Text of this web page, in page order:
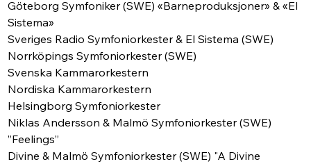
Göteborg Symfoniker (SWE) «Barneproduksjoner» & «El
Sistema»
Sveriges Radio Symfoniorkester & El Sistema (SWE)
Norrköpings Symfoniorkester (SWE)
Svenska Kammarorkestern
Nordiska Kammarorkestern
Helsingborg Symfoniorkester
Niklas Andersson & Malmö Symfoniorkester (SWE)
”Feelings”
Divine & Malmö Symfoniorkester (SWE) "A Divine